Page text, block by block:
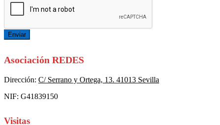
Enviar
Asociación REDES
Dirección: C/ Serrano y Ortega, 13. 41013 Sevilla
NIF: G41839150
Visitas